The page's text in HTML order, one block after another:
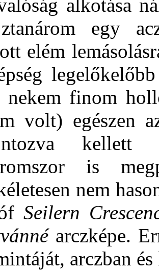
alkotása
egy
elém
nekem finom
volt) egészen
kellett
is
nem
Seilern
arczképe.
arczban